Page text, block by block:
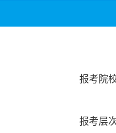
报考院校
报考层次